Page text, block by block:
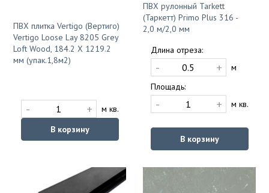
ПВХ плитка Vertigo (Вертиго)
Vertigo Loose Lay 8205 Grey
Loft Wood, 184.2 X 1219.2
мм (упак.1,8м2)
- +
м кв.
В корзину
ПВХ рулонный Tarkett
(Таркетт) Primo Plus 316 -
2,0 м/2,0 мм
Длина отреза:
- +
м
Площадь:
- + м кв.
В корзину